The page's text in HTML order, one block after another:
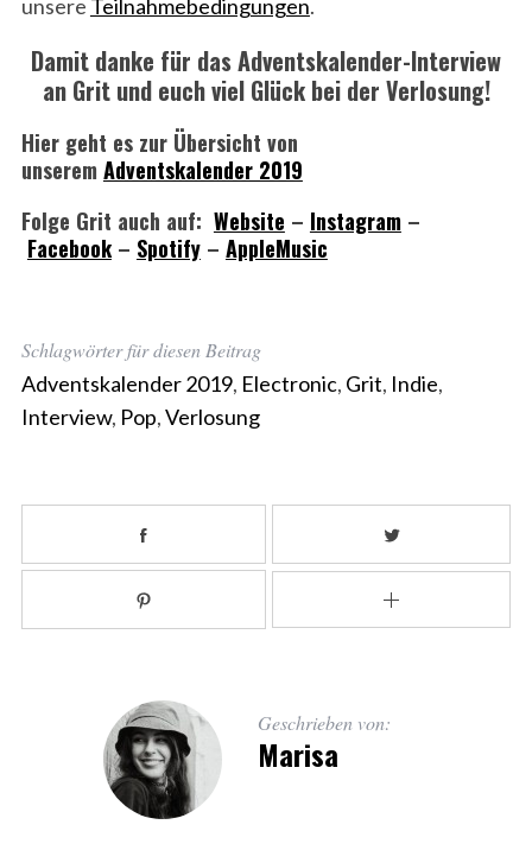
unsere Teilnahmebedingungen.
Damit danke für das Adventskalender-Interview
an Grit und euch viel Glück bei der Verlosung!
Hier geht es zur Übersicht von
unserem Adventskalender 2019
Folge Grit auch auf: Website – Instagram–
Facebook– Spotify– AppleMusic
Schlagwörter für diesen Beitrag
Adventskalender 2019, Electronic, Grit, Indie,
Interview, Pop,Verlosung
Geschrieben von:
Marisa